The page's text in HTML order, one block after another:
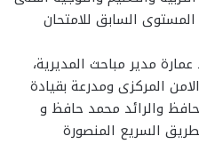
السابق للامتحان
مدير مباحث المديرية،
المركزى ومدرعة بقيادة
والرائد محمد حافظ و
السريع المنصورة